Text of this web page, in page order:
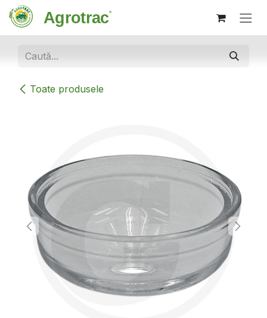
Sari la conținut
Toate produsele